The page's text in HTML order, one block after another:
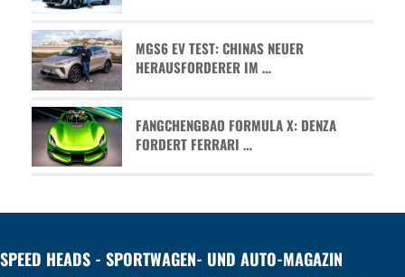
MGS6 EV TEST: CHINAS NEUER
HERAUSFORDERER IM …
FANGCHENGBAO FORMULA X: DENZA
FORDERT FERRARI …
SPEED HEADS - SPORTWAGEN- UND AUTO-MAGAZIN